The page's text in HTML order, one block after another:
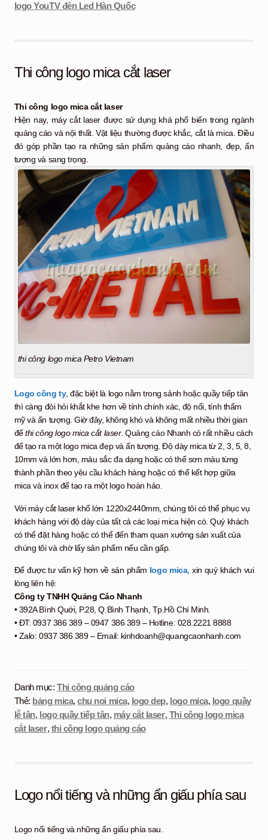
Quốc
logo YouTV đèn Led Hàn Quốc
Thi công logo mica cắt laser
Thi công logo mica cắt laser
Hiện nay, máy cắt laser được sử dụng khá phổ biến trong ngành
quảng cáo và nội thất. Vật liệu thường được khắc, cắt là mica. Điều
đó góp phần tạo ra những sản phẩm quảng cáo nhanh, đẹp, ấn
tượng và sang trọng.
thi công logo mica Petro Vietnam
Logo công ty, đặc biệt là logo nằm trong sảnh hoặc quầy tiếp tân
thì càng đòi hỏi khắt khe hơn về tính chính xác, độ nổi, tính thẩm
mỹ và ấn tượng. Giờ đây, không khó và không mất nhiều thời gian
đểthi công logo mica cắt laser. Quảng cáo Nhanh có rất nhiều cách
để tạo ra một logo mica đẹp và ấn tượng. Độ dày mica từ 2, 3, 5, 8,
10mm và lớn hơn, màu sắc đa dạng hoặc có thể sơn màu từng
thành phần theo yêu cầu khách hàng hoặc có thể kết hợp giữa
mica và inox để tạo ra một logo hoàn hảo.
Với máy cắt laser khổ lớn 1220x2440mm, chúng tôi có thể phục vụ
khách hàng với độ dày của tất cả các loại mica hiện có. Quý khách
có thể đặt hàng hoặc có thể đến tham quan xưởng sản xuất của
chúng tôi và chờ lấy sản phẩm nếu cần gấp.
Để được tư vấn kỹ hơn về sản phẩm logo mica, xin quý khách vui
lòng liên hệ:
Công ty TNHH Quảng Cáo Nhanh
• 392A Bình Quới, P.28, Q.Bình Thạnh, Tp.Hồ Chí Minh.
• ĐT: 0937 386 389 – 0947 386 389 – Hotline: 028.2221 8888
• Zalo: 0937 386 389 – Email: kinhdoanh@quangcaonhanh.com
Danh mục:Thi công quảng cáo
Thẻ: bảng mica,chu noi mica, logo dep, logo mica, logo quầy
lễ tân, logo quầy tiếp tân, máy cắt laser, Thi công logo mica
cắt laser, thi công logo quảng cáo
Logo nổi tiếng và những ẩn giấu phía sau
Logo nổi tiếng và những ẩn giấu phía sau.